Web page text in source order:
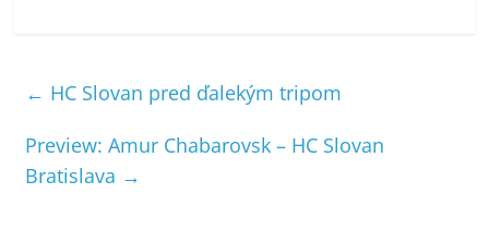
← HC Slovan pred ďalekým tripom
Preview: Amur Chabarovsk – HC Slovan
Bratislava →